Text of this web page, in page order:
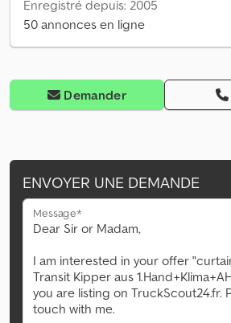
Enregistré depuis: 2005
50 annonces en ligne
Demander
ENVOYER UNE DEMANDE
Message*